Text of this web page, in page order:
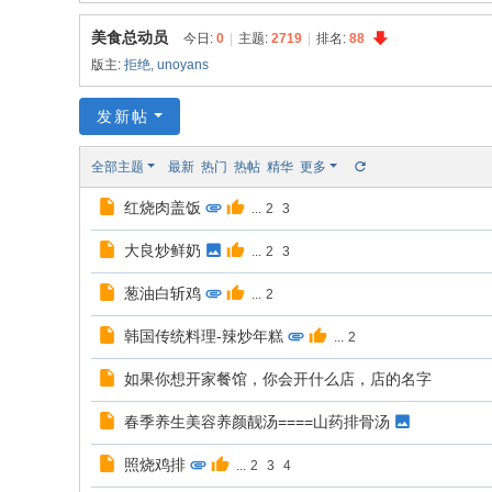
同
社
区
人
华
美食总动员 今日: 0 主题: 2719 排名: 88
版主: 拒绝, unoyans
发新帖
全部主题 最新 热门 热帖 精华 更多
红烧肉盖饭 ... 2 3
大良炒鲜奶 ... 2 3
葱油白斩鸡 ... 2
韩国传统料理-辣炒年糕 ... 2
如果你想开家餐馆，你会开什么店，店的名字
春季养生美容养颜靓汤====山药排骨汤
照烧鸡排 ... 2 3 4